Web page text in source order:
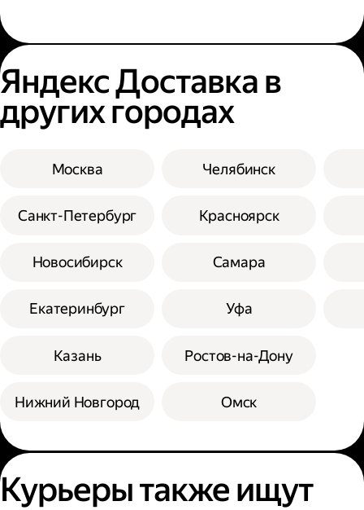
Яндекс Доставка в
других городах
Москва
Санкт-Петербург
Новосибирск
Екатеринбург
Казань
Нижний Новгород
Челябинск
Красноярск
Самара
Уфа
Ростов-на-Дону
Омск
Курьеры также ищут